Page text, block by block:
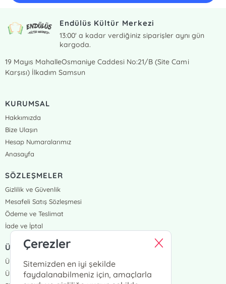
Endülüs Kültür Merkezi
13:00' a kadar verdiğiniz siparişler aynı gün
kargoda.
19 Mayıs MahalleOsmaniye Caddesi No:21/B (Site Cami
Karşısı) İlkadım Samsun
KURUMSAL
Hakkımızda
Bize Ulaşın
Hesap Numaralarımız
Anasayfa
SÖZLEŞMELER
Gizlilik ve Güvenlik
Mesafeli Satış Sözleşmesi
Ödeme ve Teslimat
İade ve İptal
ÜYELİK VE SİPARİŞ
Üye Girişi
Üye Ol
Çerezler
Sitemizden en iyi şekilde
faydalanabilmeniz için, amaçlarla